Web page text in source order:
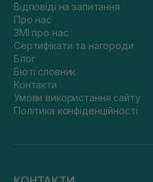
Відповіді на запитання
Про нас
ЗМІ про нас
Сертифікати та нагороди
Блог
Бюті словник
Контакти
Умови використання сайту
Політика конфіденційності